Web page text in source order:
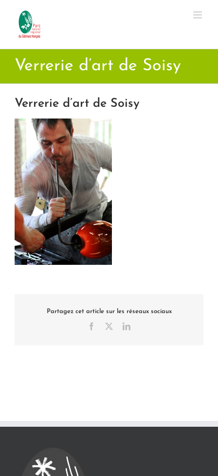
contenu
Verrerie d’art de Soisy
Verrerie d’art de Soisy
Partagez cet article sur les réseaux sociaux
Facebook LinkedIn